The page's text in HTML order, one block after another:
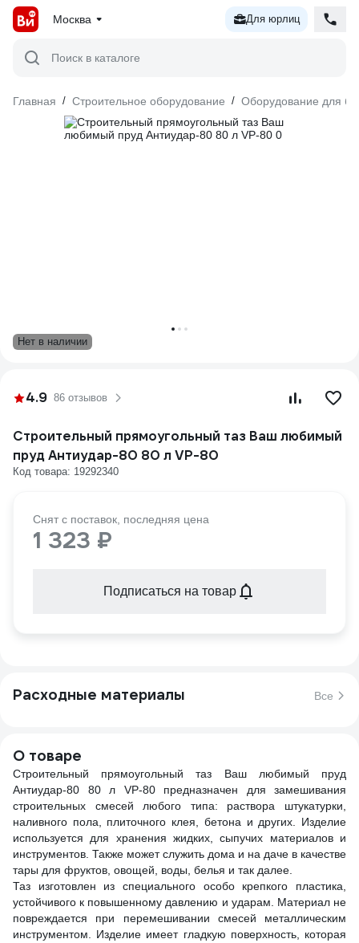
Москва Для юрлиц
Поиск в каталоге
Главная / Строительное оборудование / Оборудование для
Нет в наличии
4.9 86 отзывов
Строительный прямоугольный таз Ваш любимый
пруд Антиудар-80 80 л VP-80
Код товара: 19292340
Снят с поставок, последняя цена
1 323 ₽
Подписаться на товар
Расходные материалы Все
О товаре
Строительный прямоугольный таз Ваш любимый пруд
Антиудар-80 80 л VP-80 предназначен для замешивания
строительных смесей любого типа: раствора штукатурки,
наливного пола, плиточного клея, бетона и других. Изделие
используется для хранения жидких, сыпучих материалов и
инструментов. Также может служить дома и на даче в качестве
тары для фруктов, овощей, воды, белья и так далее.
Таз изготовлен из специального особо крепкого пластика,
устойчивого к повышенному давлению и ударам. Материал не
повреждается при перемешивании смесей металлическим
инструментом. Изделие имеет гладкую поверхность, которая